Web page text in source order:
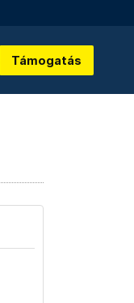
Támogatás